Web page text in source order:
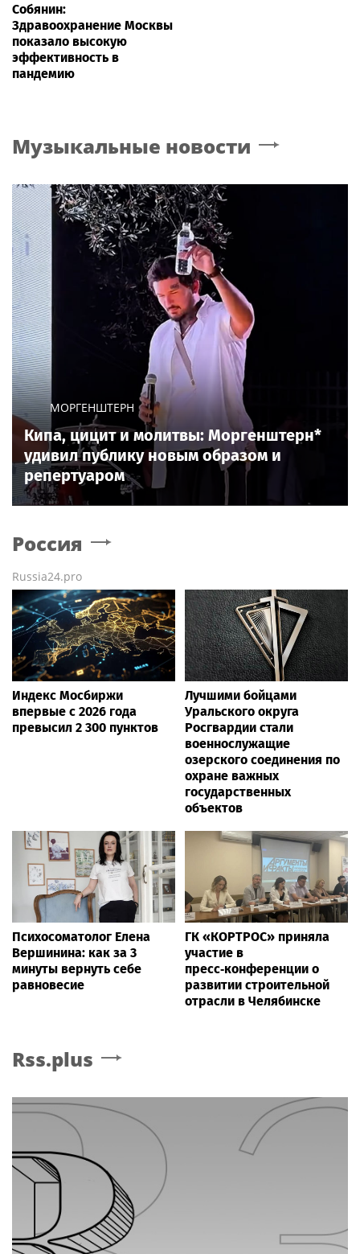
Собянин:
Здравоохранение Москвы
показало высокую
эффективность в
пандемию
Музыкальные новости
МОРГЕНШТЕРН
Кипа, цицит и молитвы: Моргенштерн*
удивил публику новым образом и
репертуаром
Россия
Russia24.pro
Индекс Мосбиржи
впервые с 2026 года
превысил 2 300 пунктов
Лучшими бойцами
Уральского округа
Росгвардии стали
военнослужащие
озерского соединения по
охране важных
государственных
объектов
Психосоматолог Елена
Вершинина: как за 3
минуты вернуть себе
равновесие
ГК «КОРТРОС» приняла
участие в
пресс‑конференции о
развитии строительной
отрасли в Челябинске
Rss.plus